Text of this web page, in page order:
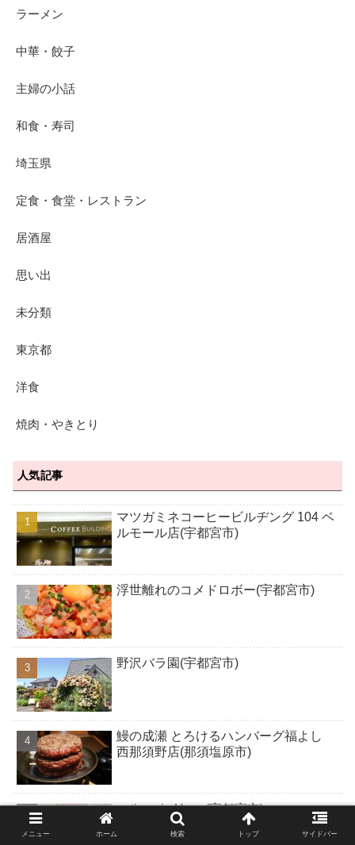
ラーメン
中華・餃子
主婦の小話
和食・寿司
埼玉県
定食・食堂・レストラン
居酒屋
思い出
未分類
東京都
洋食
焼肉・やきとり
人気記事
マツガミネコーヒービルヂング 104 ベ
ルモール店(宇都宮市)
浮世離れのコメドロボー(宇都宮市)
野沢バラ園(宇都宮市)
鰻の成瀬 とろけるハンバーグ福よし
西那須野店(那須塩原市)
patisserie Haru.(宇都宮市)
メニュー ホーム 検索 トップ サイドバー